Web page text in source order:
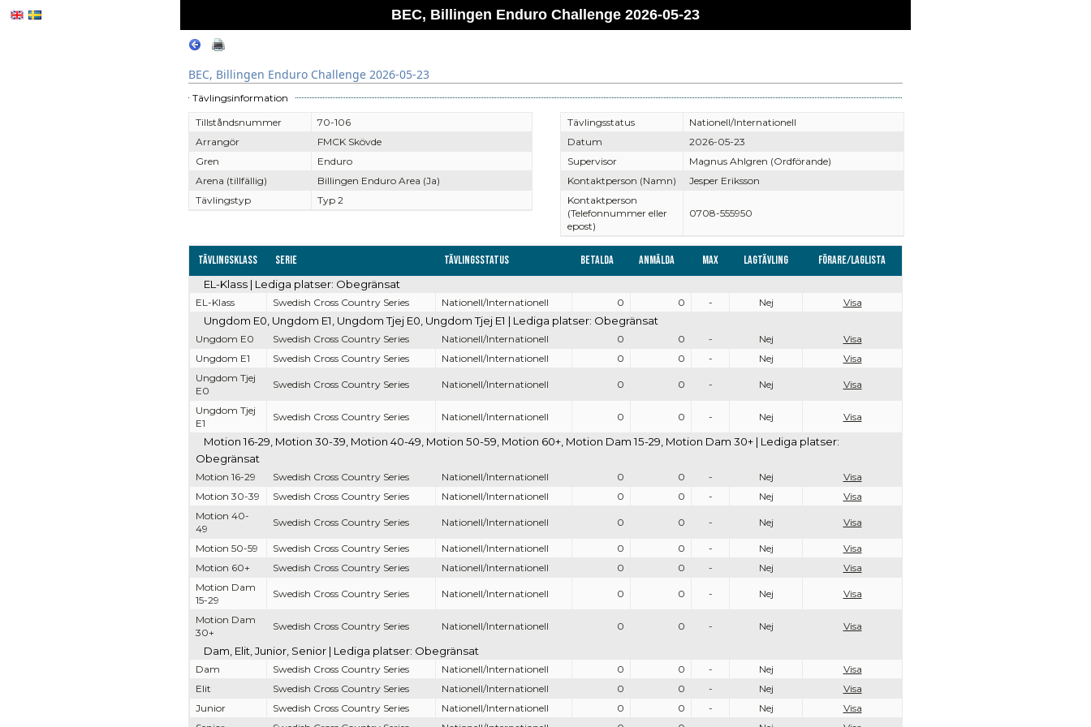
BEC, Billingen Enduro Challenge 2026-05-23
BEC, Billingen Enduro Challenge 2026-05-23
Tävlingsinformation
Tillståndsnummer
70-106
Arrangör
FMCK Skövde
Gren
Enduro
Arena (tillfällig)
Billingen Enduro Area (Ja)
Tävlingstyp
Typ 2
Tävlingsstatus
Nationell/Internationell
Datum
2026-05-23
Supervisor
Magnus Ahlgren (Ordförande)
Kontaktperson (Namn)
Jesper Eriksson
Kontaktperson
(Telefonnummer eller
epost)
0708-555950
Tävlingsklass Serie Tävlingsstatus Betalda Anmälda Max Lagtävling Förare/Laglista
EL-Klass | Lediga platser: Obegränsat
EL-Klass Swedish Cross Country Series Nationell/Internationell 0 0 - Nej Visa
Ungdom E0, Ungdom E1, Ungdom Tjej E0, Ungdom Tjej E1 | Lediga platser: Obegränsat
Ungdom E0 Swedish Cross Country Series Nationell/Internationell 0 0 - Nej
Visa
Ungdom E1
Swedish Cross Country Series Nationell/Internationell 0 0 - Nej
Visa
Ungdom Tjej
E0
Swedish Cross Country Series Nationell/Internationell 0 0 - Nej Visa
Ungdom Tjej
E1
Swedish Cross Country Series Nationell/Internationell 0 0 - Nej Visa
Motion 16-29, Motion 30-39, Motion 40-49, Motion 50-59, Motion 60+, Motion Dam 15-29, Motion Dam 30+ | Lediga platser:
Obegränsat
Motion 16-29 Swedish Cross Country Series Nationell/Internationell 0 0 - Nej
Visa
Motion 30-39
Swedish Cross Country Series Nationell/Internationell 0 0 - Nej
Visa
Motion 40-
49
Swedish Cross Country Series Nationell/Internationell 0 0 - Nej Visa
Motion 50-59 Swedish Cross Country Series Nationell/Internationell 0 0 - Nej
Visa
Motion 60+
Swedish Cross Country Series Nationell/Internationell 0 0 - Nej
Visa
Motion Dam
15-29
Swedish Cross Country Series Nationell/Internationell 0 0 - Nej Visa
Motion Dam
30+
Swedish Cross Country Series Nationell/Internationell 0 0 - Nej Visa
Dam, Elit, Junior, Senior | Lediga platser: Obegränsat
Dam Swedish Cross Country Series Nationell/Internationell 0 0 - Nej
Visa
Elit
Swedish Cross Country Series Nationell/Internationell 0 0 - Nej
Visa
Junior
Swedish Cross Country Series Nationell/Internationell 0 0 - Nej
Visa